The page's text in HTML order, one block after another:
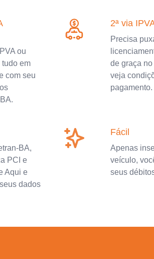
ou
em
com seu
2ª via
Precisa
de graça
veja
pagamento.
BA,
PCI e
Aqui e
dados
Fácil
Apenas
veículo,
seus